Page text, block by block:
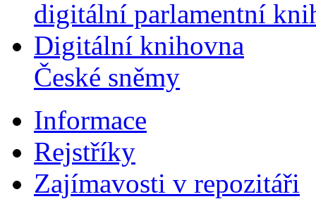
digitální parlamentní
Digitální knihovna
České sněmy
Informace
Rejstříky
Zajímavosti v repozitáři